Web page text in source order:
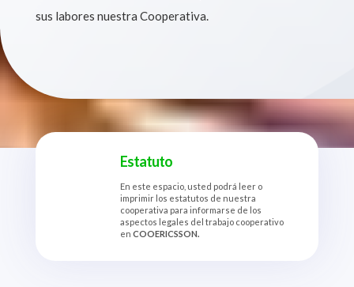
sus labores nuestra Cooperativa.
Estatuto
En este espacio, usted podrá leer o
imprimir los estatutos de nuestra
cooperativa para informarse de los
aspectos legales del trabajo cooperativo
en COOERICSSON.